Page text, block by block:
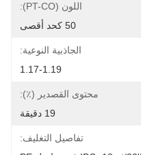
اللون (PT-CO):
50 كحد أقصى
الجاذبية النوعية:
1.17-1.19
محتوى القصدير (٪):
19 دقيقة
تفاصيل التغليف: